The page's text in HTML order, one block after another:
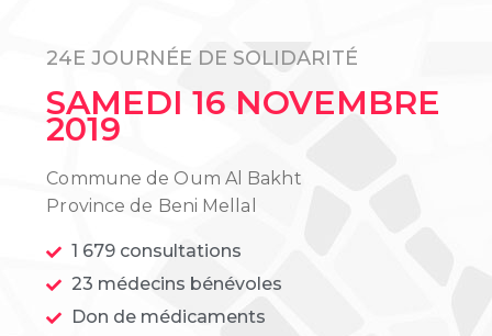
24E JOURNÉE DE SOLIDARITÉ
SAMEDI 16 NOVEMBRE
2019
Commune de Oum Al Bakht
Province de Beni Mellal
1 679 consultations
23 médecins bénévoles
Don de médicaments